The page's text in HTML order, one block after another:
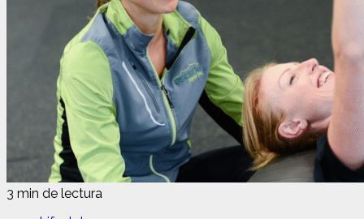
3 min de lectura